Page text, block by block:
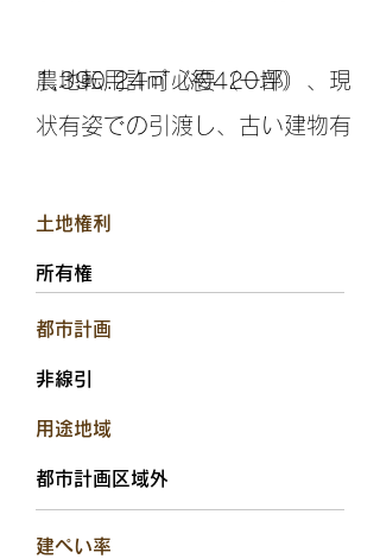
農地転用許可必要（一部）、現
状有姿での引渡し、古い建物有
1,390.24㎡（約420坪）
土地権利
所有権
都市計画
非線引
用途地域
都市計画区域外
建ぺい率